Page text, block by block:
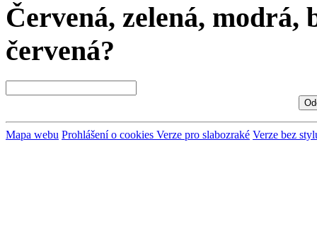
Červená, zelená,
červená?
Mapa webu Prohlášení o cookies Verze pro slabozraké Verze bez